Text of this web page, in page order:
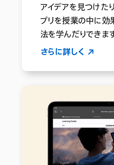
アイデアを見つけた
プリを授業の中に効
法を学んだりできま
さらに詳しく